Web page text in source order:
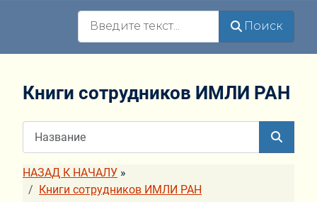
Поиск
Книги сотрудников ИМЛИ РАН
НАЗАД К НАЧАЛУ »
Книги сотрудников ИМЛИ РАН